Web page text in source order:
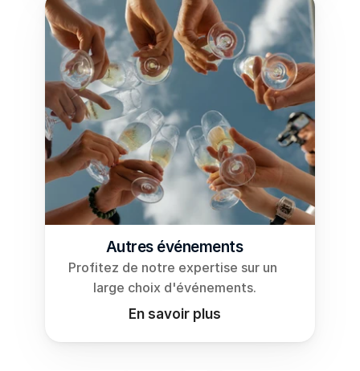
Autres événements
Profitez de notre expertise sur un
large choix d'événements.
En savoir plus